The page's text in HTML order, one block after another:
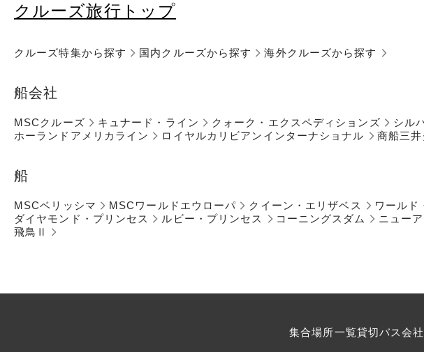
クルーズ旅行トップ
クルーズ特集から探す 国内クルーズから探す 海外クルーズから探す
船会社
MSCクルーズ キュナード・ライン クォーク・エクスペディションズ シル
ホーランドアメリカライン
ロイヤルカリビアンインターナショナル 商船三
船
MSCベリッシマ MSCワールドエウローパ クイーン・エリザベス ワールド
ダイヤモンド・プリンセス
ルビー・プリンセス コーニングスダム ニュー
飛鳥Ⅱ
集合場所一覧貸切バス会社